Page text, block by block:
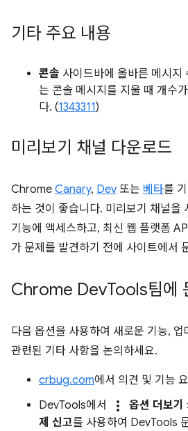
기타 주요 내용
콘솔 사이드바에 올바른 메시지
는 콘솔 메시지를 지울 때 개수
다. (1343311)
미리보기 채널 다운로드
Chrome Canary, Dev 또는 베타를
하는 것이 좋습니다. 미리보기 채널을
기능에 액세스하고, 최신 웹 플랫폼
가 문제를 발견하기 전에 사이트에서
Chrome DevTools팀에
다음 옵션을 사용하여 새로운 기능,
관련된 기타 사항을 논의하세요.
crbug.com에서 의견 및 기능
DevTools에서
more_vert 옵션 더보기
제 신고를 사용하여 DevTools